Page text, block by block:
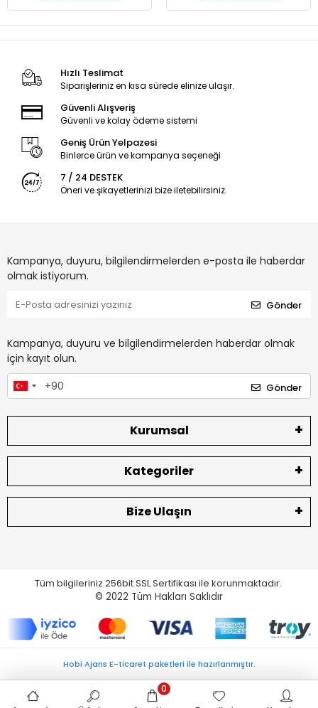
Hızlı Teslimat
Siparişleriniz en kısa sürede elinize ulaşır.
Güvenli Alışveriş
Güvenli ve kolay ödeme sistemi
Geniş Ürün Yelpazesi
Binlerce ürün ve kampanya seçeneği
7 / 24 DESTEK
Öneri ve şikayetlerinizi bize iletebilirsiniz.
Kampanya, duyuru, bilgilendirmelerden e-posta ile haberdar
olmak istiyorum.
Gönder
Kampanya, duyuru ve bilgilendirmelerden haberdar olmak
için kayıt olun.
Gönder
Kurumsal
Kategoriler
Bize Ulaşın
Tüm bilgileriniz 256bit SSL Sertifikası ile korunmaktadır.
© 2022 Tüm Hakları Saklıdır
0
Hobi Ajans E-ticaret paketleri ile hazırlanmıştır.